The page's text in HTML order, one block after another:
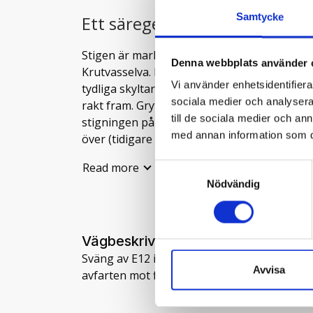
Samtycke
Denna webbplats använder
Vi använder
sociala medier och
till de sociala medier och
med annan information som
Nödvändig
Avvisa
Ett säreget fjäll med en
Stigen är markerad från parkeringsplatsen
Krutvasselva. Här finns en hängbro över
tydliga skyltar som pekar mot
rakt fram. Gryttindturen följer älven
stigningen påbörjas passerar stigen över
över (tidigare har det funnits en spång).
mot toppen allt brantare. Själva toppen
väderstreck. Vandringen upp till
För de som önskar en längre tur i fjellet er
nordöst mot Hjeltfjellvatnet. En fin tur på
som slingrar sig ner i terrängen i följe med
Read more
Vägbeskrivning
Sväng av E12 i Västansjö och kör mot
avfarten mot fiskeodlingen. Här börjar